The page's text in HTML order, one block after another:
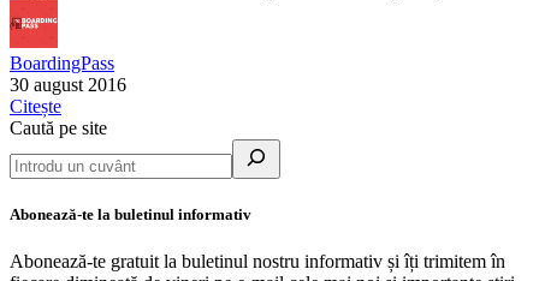
BoardingPass
30 august 2016
Citește
Caută pe site
Abonează-te la buletinul informativ
Abonează-te gratuit la buletinul nostru informativ și îți trimitem în